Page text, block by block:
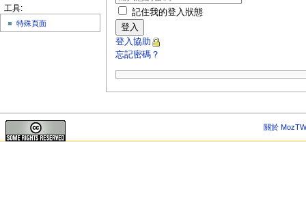
記住我的登入狀態
登入
登入協助
忘記密碼？
工具:
特殊頁面
關於